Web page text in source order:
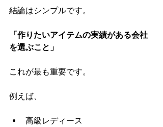
結論はシンプルです。
「作りたいアイテムの実績がある会社
を選ぶこと」
これが最も重要です。
例えば、
高級レディース